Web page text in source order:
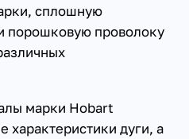
сплошную
порошковую проволоку
марки Hobart
характеристики дуги, а